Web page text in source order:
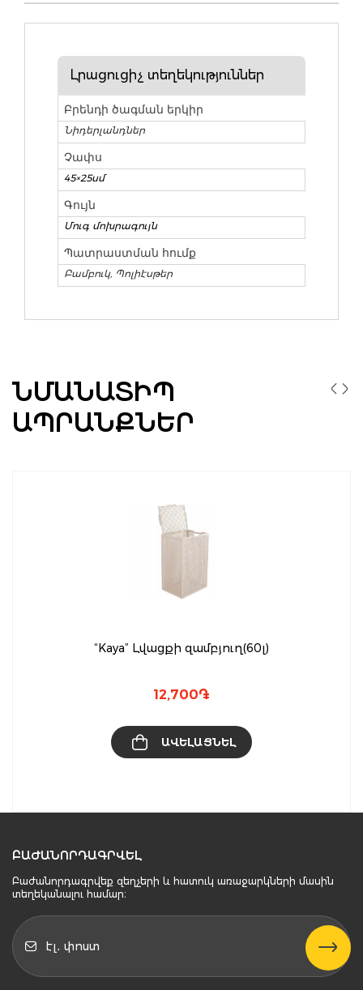
Լրացուցիչ տեղեկություններ
Բրենդի ծագման երկիր
Նիդերլանդներ
Չափս
45×25սմ
Գույն
Մուգ մոխրագույն
Պատրաստման հումք
Բամբուկ, Պոլիէսթեր
ՆՄԱՆԱՏԻՊ
ԱՊՐԱՆՔՆԵՐ
“Kaya” Լվացքի զամբյուղ(60լ)
12,700֏
ԱՎԵԼԱՑՆԵԼ
ԲԱԺԱՆՈՐԴԱԳՐՎԵԼ
Բաժանորդագրվեք զեղչերի և հատուկ առաջարկների մասին
տեղեկանալու համար։